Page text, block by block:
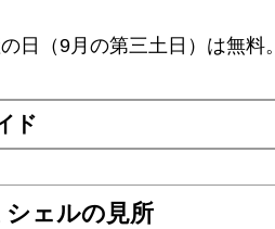
日（9月の第三土日）は無料。
ド
ェルの見所